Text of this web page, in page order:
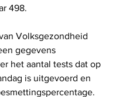
498.
Volksgezondheid
gegevens
het aantal tests dat op
is uitgevoerd en